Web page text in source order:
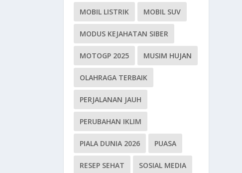
MOBIL LISTRIK MOBIL SUV
MODUS KEJAHATAN SIBER
MOTOGP 2025 MUSIM HUJAN
OLAHRAGA TERBAIK
PERJALANAN JAUH
PERUBAHAN IKLIM
PIALA DUNIA 2026 PUASA
RESEP SEHAT SOSIAL MEDIA